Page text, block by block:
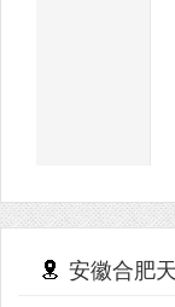
安徽合肥